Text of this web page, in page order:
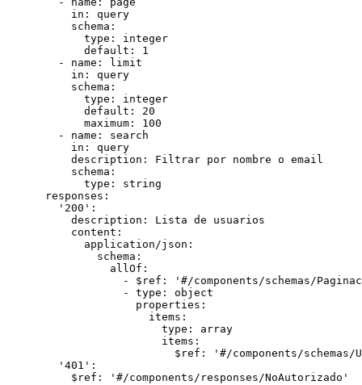
          in: query
          schema:
            type: integer
            default: 1
        - name: limit
          in: query
          schema:
            type: integer
            default: 20
            maximum: 100
        - name: search
          in: query
          description: Filtrar por nombre o email
          schema:
            type: string
      responses:
        '200':
          description: Lista de usuarios
          content:
            application/json:
              schema:
                allOf:
- $ref: '#/components/schemas/
                  - type: object
                    properties:
                      items:
                        type: array
                        items:
$ref: '#/components/schemas/
        '401':
          $ref: '#/components/responses/NoAutorizado'